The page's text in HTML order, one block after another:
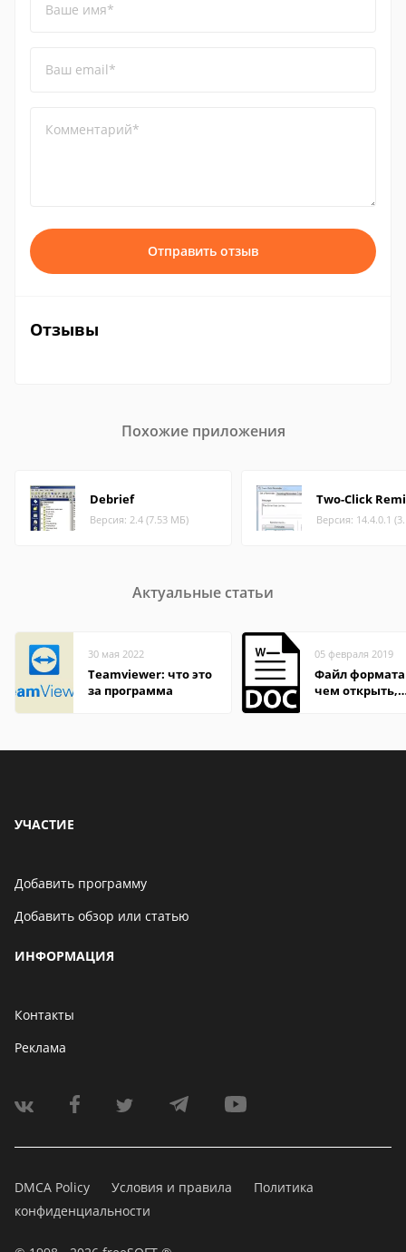
Ваше имя*
Ваш email*
Комментарий*
Отправить отзыв
Отзывы
Похожие приложения
Debrief
Версия: 2.4 (7.53 МБ)
Two-Click
Версия: 14.4.0.1
Актуальные статьи
30 мая 2022
Teamviewer: что это
за программа
05 февраля 2019
Файл формата
чем открыть,
УЧАСТИЕ
Добавить программу
Добавить обзор или статью
ИНФОРМАЦИЯ
Контакты
Реклама
DMCA Policy Условия и правила
Политика
конфиденциальности